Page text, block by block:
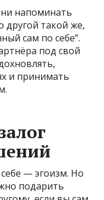
напоминать
другой такой же,
сам по себе”.
под свой
и принимать
— эгоизм. Но
подарить